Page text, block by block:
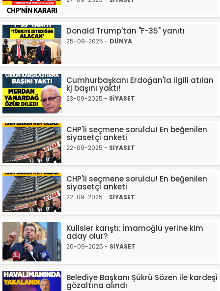
Donald Trump'tan "F-35" yanıtı
25-09-2025 - DÜNYA
Cumhurbaşkanı Erdoğan'la ilgili atılan
kj başını yaktı!
23-09-2025 - SİYASET
CHP'li seçmene soruldu! En beğenilen
siyasetçi anketi
22-09-2025 - SİYASET
CHP'li seçmene soruldu! En beğenilen
siyasetçi anketi
22-09-2025 - SİYASET
Kulisler karıştı: İmamoğlu yerine kim
aday olur?
20-09-2025 - SİYASET
Belediye Başkanı Şükrü Sözen ile kardeşi
gözaltına alındı